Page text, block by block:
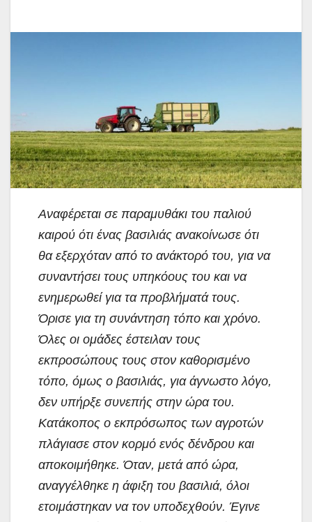
Αναφέρεται σε παραμυθάκι του παλιού
καιρού ότι ένας βασιλιάς ανακοίνωσε ότι
θα εξερχόταν από το ανάκτορό του, για να
συναντήσει τους υπηκόους του και να
ενημερωθεί για τα προβλήματά τους.
Όρισε για τη συνάντηση τόπο και χρόνο.
Όλες οι ομάδες έστειλαν τους
εκπροσώπους τους στον καθορισμένο
τόπο, όμως ο βασιλιάς, για άγνωστο λόγο,
δεν υπήρξε συνεπής στην ώρα του.
Κατάκοπος ο εκπρόσωπος των αγροτών
πλάγιασε στον κορμό ενός δένδρου και
αποκοιμήθηκε. Όταν, μετά από ώρα,
αναγγέλθηκε η άφιξη του βασιλιά, όλοι
ετοιμάστηκαν να τον υποδεχθούν. Έγινε